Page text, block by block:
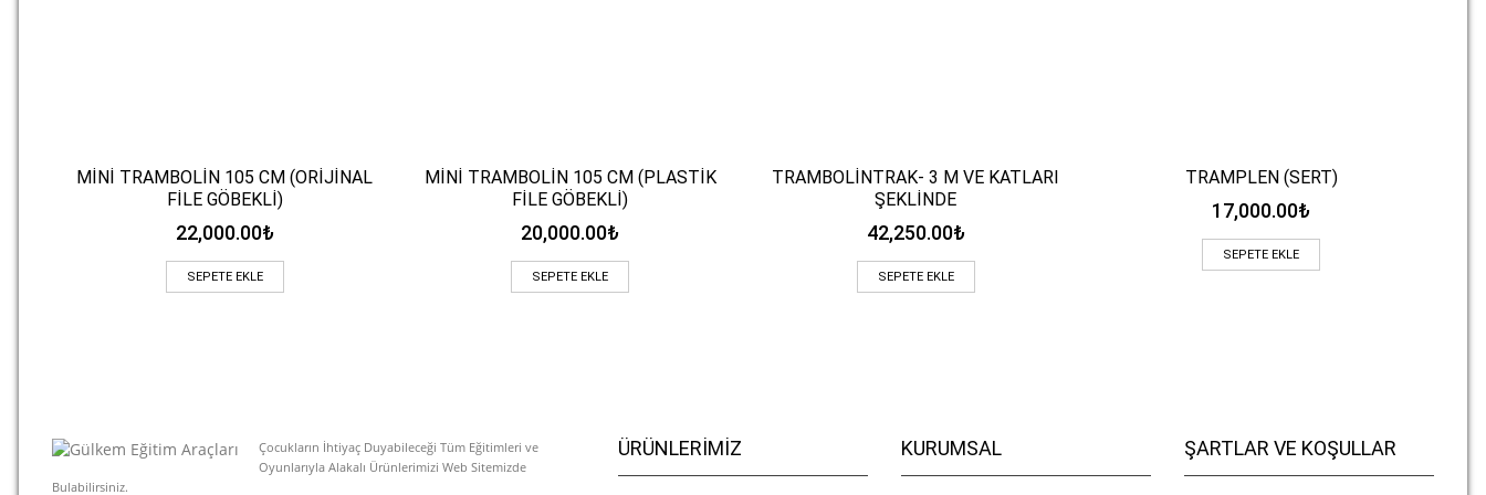
Hızlı Bakış
MİNİ TRAMBOLİN 105 CM (ORİJİNAL
FİLE GÖBEKLİ)
22,000.00₺
SEPETE EKLE
Hızlı Bakış
MİNİ TRAMBOLİN 105 CM (PLASTİK
FİLE GÖBEKLİ)
20,000.00₺
SEPETE EKLE
Hızlı Bakış
TRAMBOLİNTRAK- 3 M VE KATLARI
ŞEKLİNDE
42,250.00₺
SEPETE EKLE
Hızlı Bakış
TRAMPLEN (SERT)
17,000.00₺
SEPETE EKLE
Çocukların İhtiyaç Duyabileceği Tüm Eğitimleri ve
Oyunlarıyla Alakalı Ürünlerimizi Web Sitemizde
Bulabilirsiniz.
ÜRÜNLERIMIZ KURUMSAL ŞARTLAR VE KOŞULLAR